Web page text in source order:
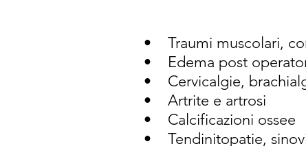
• Traumi muscolari,
• Edema post
• Cervicalgie,
• Artrite e artrosi
• Calcificazioni ossee
• Tendinitopatie,